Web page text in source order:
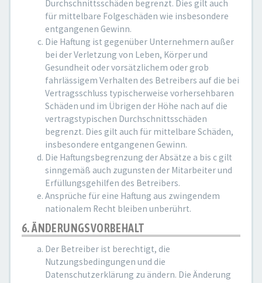
Durchschnittsschäden begrenzt. Dies gilt auch
für mittelbare Folgeschäden wie insbesondere
entgangenen Gewinn.
Die Haftung ist gegenüber Unternehmern außer
bei der Verletzung von Leben, Körper und
Gesundheit oder vorsätzlichem oder grob
fahrlässigem Verhalten des Betreibers auf die bei
Vertragsschluss typischerweise vorhersehbaren
Schäden und im Übrigen der Höhe nach auf die
vertragstypischen Durchschnittsschäden
begrenzt. Dies gilt auch für mittelbare Schäden,
insbesondere entgangenen Gewinn.
Die Haftungsbegrenzung der Absätze a bis c gilt
sinngemäß auch zugunsten der Mitarbeiter und
Erfüllungsgehilfen des Betreibers.
Ansprüche für eine Haftung aus zwingendem
nationalem Recht bleiben unberührt.
6. ÄNDERUNGSVORBEHALT
Der Betreiber ist berechtigt, die
Nutzungsbedingungen und die
Datenschutzerklärung zu ändern. Die Änderung